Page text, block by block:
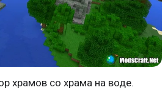
храмов со храма на воде.